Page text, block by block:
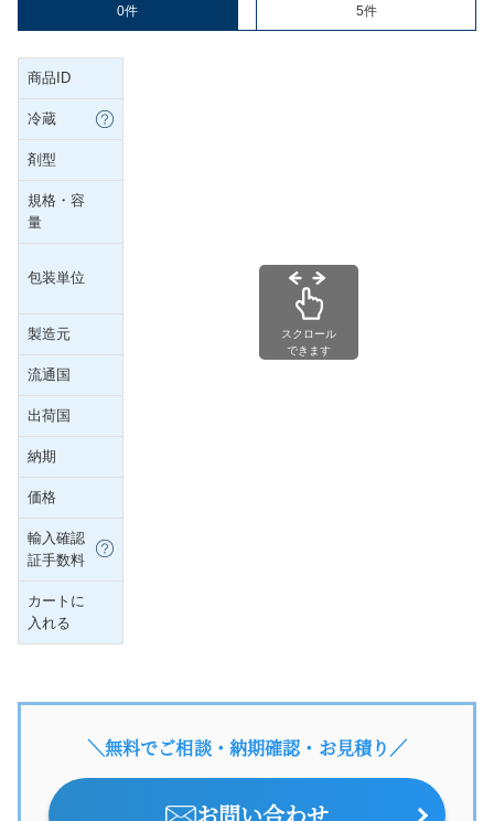
0件 5件
商品ID
冷蔵
剤型
規格・容
量
包装単位
製造元
流通国
出荷国
納期
価格
輸入確認
証手数料
カートに
入れる
スクロール
できます
＼無料でご相談・納期確認・お見積り／